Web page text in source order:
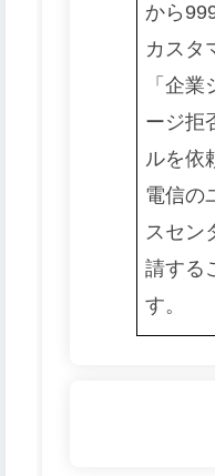
から
カスタ
「企
ージ拒
ルを依
電信の
スセン
請する
す。